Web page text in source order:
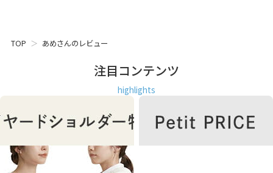
TOP あめさんのレビュー
注目コンテンツ
highlights